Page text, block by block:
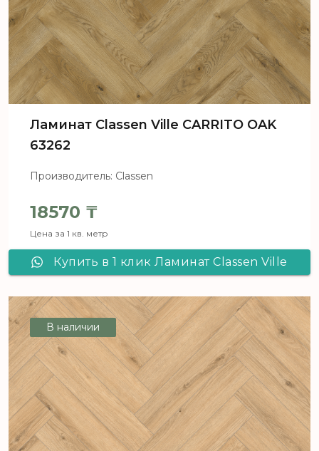
Ламинат Classen Ville CARRITO OAK
63262
Производитель: Classen
18570 ₸
Цена за 1 кв. метр
Купить в 1 клик Ламинат Classen Ville
В наличии